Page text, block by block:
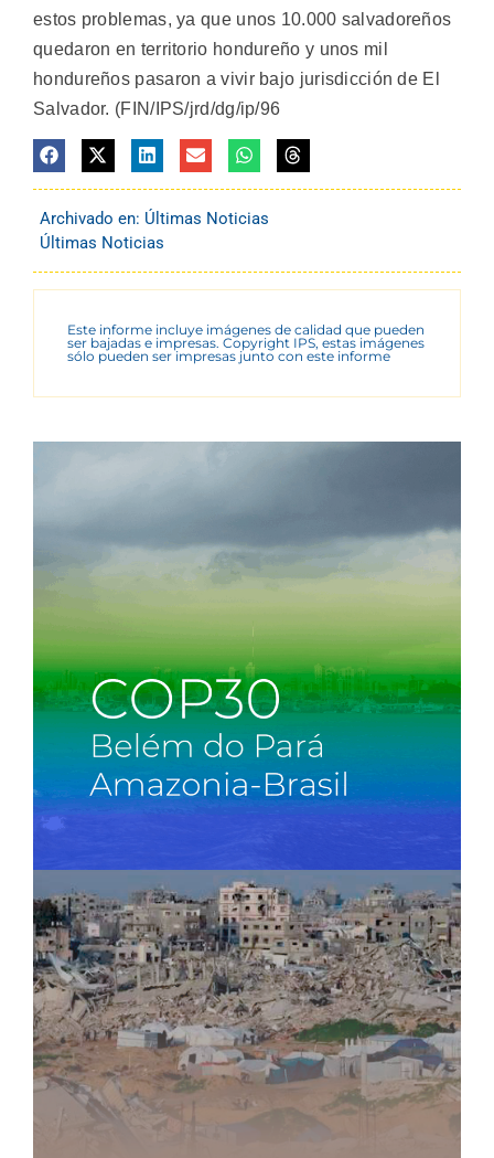
estos problemas, ya que unos 10.000 salvadoreños
quedaron en territorio hondureño y unos mil
hondureños pasaron a vivir bajo jurisdicción de El
Salvador. (FIN/IPS/jrd/dg/ip/96
Archivado en: Últimas Noticias
Últimas Noticias
Este informe incluye imágenes de calidad que pueden
ser bajadas e impresas. Copyright IPS, estas imágenes
sólo pueden ser impresas junto con este informe